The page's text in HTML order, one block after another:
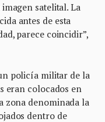
satelital. La
antes de esta
parece coincidir”,
policía militar de la
eran colocados en
zona denominada la
dentro de